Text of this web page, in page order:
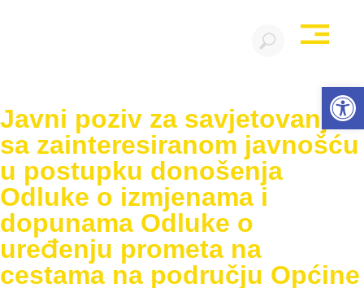
Javni poziv za savjetovanje
sa zainteresiranom javnošću
u postupku donošenja
Odluke o izmjenama i
dopunama Odluke o
uređenju prometa na
cestama na području Općine